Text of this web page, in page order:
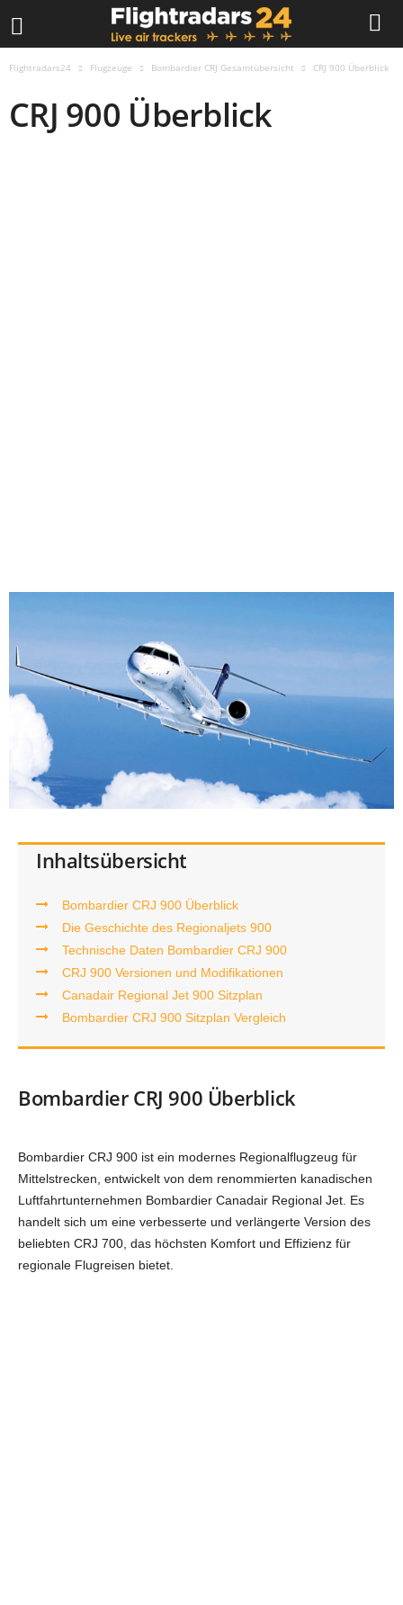
Flightradars24 Flugzeuge Bombardier CRJ Gesamtübersicht CRJ 900 Überblick
CRJ 900 Überblick
Inhaltsübersicht
Bombardier CRJ 900 Überblick
Die Geschichte des Regionaljets 900
Technische Daten Bombardier CRJ 900
CRJ 900 Versionen und Modifikationen
Canadair Regional Jet 900 Sitzplan
Bombardier CRJ 900 Sitzplan Vergleich
Bombardier CRJ 900 Überblick
Bombardier CRJ 900 ist ein modernes Regionalflugzeug für
Mittelstrecken, entwickelt von dem renommierten kanadischen
Luftfahrtunternehmen Bombardier Canadair Regional Jet. Es
handelt sich um eine verbesserte und verlängerte Version des
beliebten CRJ 700, das höchsten Komfort und Effizienz für
regionale Flugreisen bietet.